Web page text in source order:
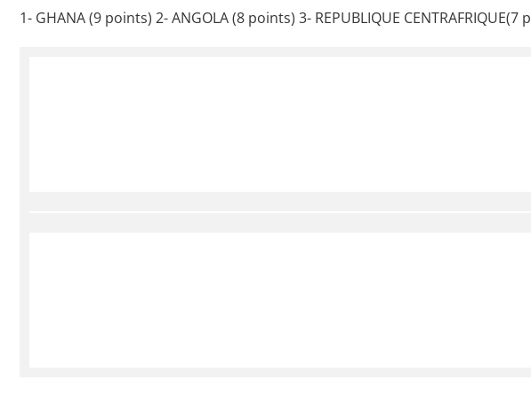
1- GHANA (9 points) 2- ANGOLA (8 points) 3- REPUBLIQUE